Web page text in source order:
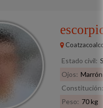
Estado civil:
Ojos: Marrón
Constitución:
Peso: 70 kg